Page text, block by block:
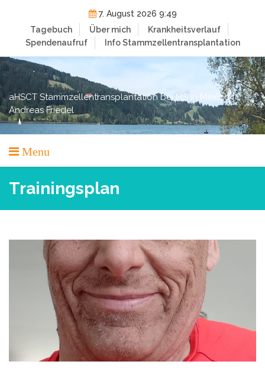
7. August 2026 9:49
Tagebuch
Über mich
Krankheitsverlauf
Spendenaufruf
Info Stammzellentransplantation
aHSCT Stammzellentransplantation bei MS in Mexico |
Andreas Friedel
Menu
Trainingsplan